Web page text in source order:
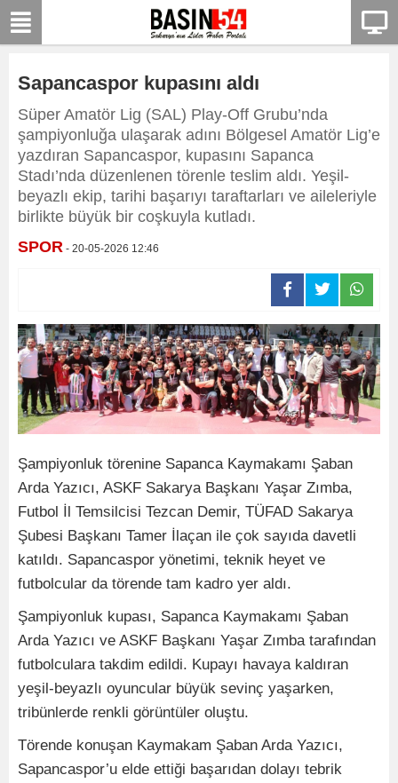
Sapancaspor kupasını aldı
Süper Amatör Lig (SAL) Play-Off Grubu’nda
şampiyonluğa ulaşarak adını Bölgesel Amatör Lig’e
yazdıran Sapancaspor, kupasını Sapanca
Stadı’nda düzenlenen törenle teslim aldı. Yeşil-
beyazlı ekip, tarihi başarıyı taraftarları ve aileleriyle
birlikte büyük bir coşkuyla kutladı.
SPOR - 20-05-2026 12:46
Şampiyonluk törenine Sapanca Kaymakamı Şaban
Arda Yazıcı, ASKF Sakarya Başkanı Yaşar Zımba,
Futbol İl Temsilcisi Tezcan Demir, TÜFAD Sakarya
Şubesi Başkanı Tamer İlaçan ile çok sayıda davetli
katıldı. Sapancaspor yönetimi, teknik heyet ve
futbolcular da törende tam kadro yer aldı.
Şampiyonluk kupası, Sapanca Kaymakamı Şaban
Arda Yazıcı ve ASKF Başkanı Yaşar Zımba tarafından
futbolculara takdim edildi. Kupayı havaya kaldıran
yeşil-beyazlı oyuncular büyük sevinç yaşarken,
tribünlerde renkli görüntüler oluştu.
Törende konuşan Kaymakam Şaban Arda Yazıcı,
Sapancaspor’u elde ettiği başarıdan dolayı tebrik